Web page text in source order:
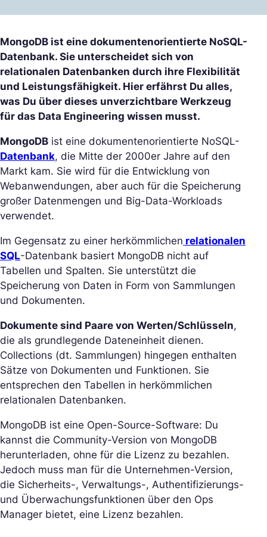
MongoDB ist eine dokumentenorientierte NoSQL-
Datenbank. Sie unterscheidet sich von
relationalen Datenbanken durch ihre Flexibilität
und Leistungsfähigkeit. Hier erfährst Du alles,
was Du über dieses unverzichtbare Werkzeug
für das Data Engineering wissen musst.
MongoDB ist eine dokumentenorientierte NoSQL-
Datenbank, die Mitte der 2000er Jahre auf den
Markt kam. Sie wird für die Entwicklung von
Webanwendungen, aber auch für die Speicherung
großer Datenmengen und Big-Data-Workloads
verwendet.
Im Gegensatz zu einer herkömmlichen relationalen
SQL-Datenbank basiert MongoDB nicht auf
Tabellen und Spalten. Sie unterstützt die
Speicherung von Daten in Form von Sammlungen
und Dokumenten.
Dokumente sind Paare von Werten/Schlüsseln,
die als grundlegende Dateneinheit dienen.
Collections (dt. Sammlungen) hingegen enthalten
Sätze von Dokumenten und Funktionen. Sie
entsprechen den Tabellen in herkömmlichen
relationalen Datenbanken.
MongoDB ist eine Open-Source-Software: Du
kannst die Community-Version von MongoDB
herunterladen, ohne für die Lizenz zu bezahlen.
Jedoch muss man für die Unternehmen-Version,
die Sicherheits-, Verwaltungs-, Authentifizierungs-
und Überwachungsfunktionen über den Ops
Manager bietet, eine Lizenz bezahlen.